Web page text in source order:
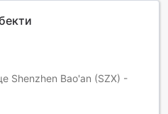
Shenzhen Bao'an (SZX) -